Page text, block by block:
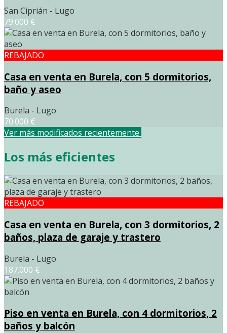
San Ciprián - Lugo
79.000 €
REBAJADO
Casa en venta en Burela, con 5 dormitorios,
baño y aseo
Burela - Lugo
70.000 €
Ver más modificados recientemente
Los más eficientes
REBAJADO
Casa en venta en Burela, con 3 dormitorios, 2
baños, plaza de garaje y trastero
Burela - Lugo
187.000 €
Piso en venta en Burela, con 4 dormitorios, 2
baños y balcón